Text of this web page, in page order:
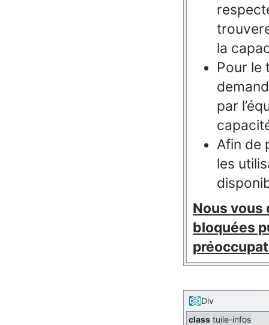
la
Pour le
par
Afin de
les
Nous vous
bloquées
Div
class tuile-infos